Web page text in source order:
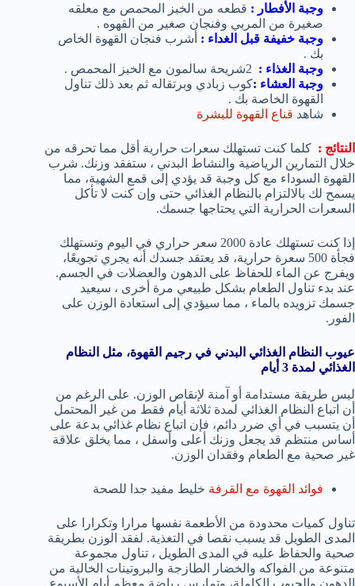
وجبة الأفطار : قطعه من الخبز المحمص مع معلقه
صغيرة من المربي وفنجان صغير من القهوه .
وجبة خفيفة قبل الغداء : أشرب فنجان القهوة الخاص
بك .
وجبة الغذاء : 2شريحة سالمون مع الخبز المحمص .
وجبة العشاء :كوب زبادي وبرتقاله ثم بعد ذلك تناول
القهوة الخاصة بك .
شاهد قناع القهوة للبشرة
النتائج : كلما كنت تستهلك سعرات حرارية أقل مما تحرقه من
خلال التمارين الرياضية والنشاط البدني ، ستفقد وزنك. شرب
القهوة السوداء مع كل وجبة قد يؤدي إلى قمع الشهية، مما
يسمح لك بالالتزام بالنظام الغذائي حتى وإن كنت لا تأكل
السعرات الحرارية التي يحتاجها جسمك.
إذا كنت تستهلك عادة 2000 سعر حراري في اليوم وتستهلك
فجأة 500 سعرة حرارية، قد يعتقد جسدك أنه يجري تجويعًا،
ويفرج عن الماء للحفاظ على الدهون والعضلات في الجسم.
عند بدء تناول الطعام بشكل طبيعي مرة أخرى ، سيعيد
جسمك تزويده بالماء ، مما سيؤدي إلى استعادة الوزن على
الفور.
عيوب النظام الغذائي البدني في رجيم القهوة، مثل النظام
الغذائي لمدة 3 أيام
ليس طريقة مستدامة أو آمنة لإنقاص الوزن. على الرغم من
أن اتباع النظام الغذائي لمدة ثلاثة أيام فقط من غير المحتمل
أن يتسبب في أي ضرر دائم، فإن اتباع نظام غذائي بدعة على
أساس منتظم قد يجعل وزنك أعلى وأسفل ، مما يخلق علاقة
غير صحية مع الطعام وفقدان الوزن.
فوائد القهوة مع القرفة خليط مفيد جدا للصحة
تناول كميات محدودة من الأطعمة نفسها مرارا وتكرارا على
المدى الطويل قد يسبب نقصا في التغذية. لفقد الوزن بطريقة
صحية والحفاظ عليه في المدى الطويل ، تناول مجموعة
متنوعة من الفواكه والخضار الطازجة والبروتينات الخالية من
الدهون والحبوب الكاملة، وتمارس رياضة معظم أيام الأسبوع